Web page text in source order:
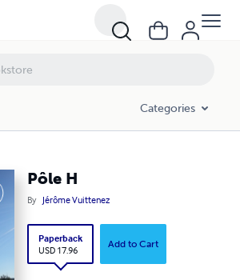
Categories
Pôle H
By Jérôme Vuittenez
Paperback
USD 17.96
Add to Cart